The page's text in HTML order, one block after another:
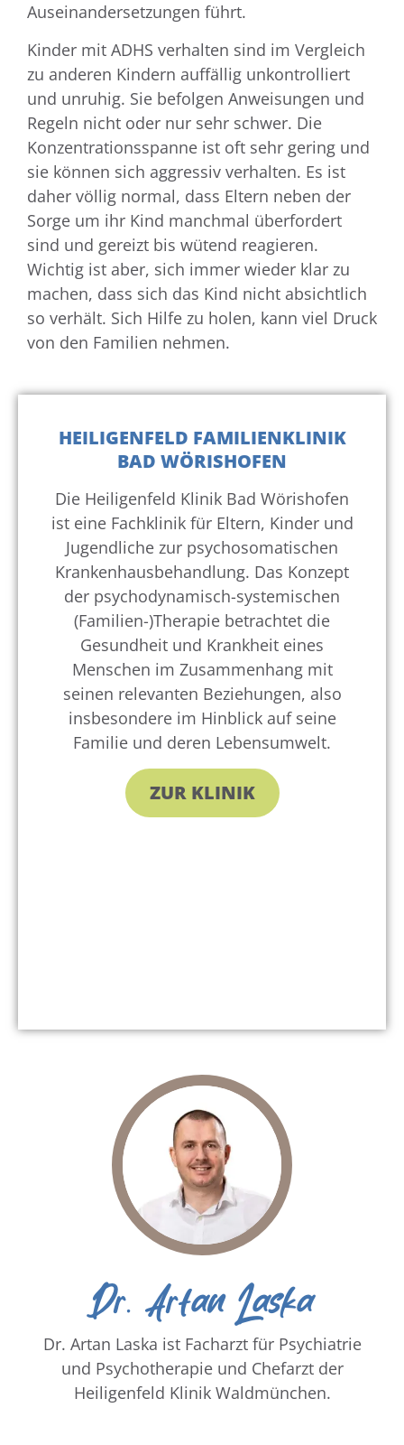
Auseinandersetzungen führt.
Kinder mit ADHS verhalten sind im Vergleich
zu anderen Kindern auffällig unkontrolliert
und unruhig. Sie befolgen Anweisungen und
Regeln nicht oder nur sehr schwer. Die
Konzentrationsspanne ist oft sehr gering und
sie können sich aggressiv verhalten. Es ist
daher völlig normal, dass Eltern neben der
Sorge um ihr Kind manchmal überfordert
sind und gereizt bis wütend reagieren.
Wichtig ist aber, sich immer wieder klar zu
machen, dass sich das Kind nicht absichtlich
so verhält. Sich Hilfe zu holen, kann viel Druck
von den Familien nehmen.
HEILIGENFELD FAMILIENKLINIK
BAD WÖRISHOFEN
Die Heiligenfeld Klinik Bad Wörishofen
ist eine Fachklinik für Eltern, Kinder und
Jugendliche zur psychosomatischen
Krankenhausbehandlung. Das Konzept
der psychodynamisch-systemischen
(Familien-)Therapie betrachtet die
Gesundheit und Krankheit eines
Menschen im Zusammenhang mit
seinen relevanten Beziehungen, also
insbesondere im Hinblick auf seine
Familie und deren Lebensumwelt.
ZUR KLINIK
Dr. Artan Laska
Dr. Artan Laska ist Facharzt für Psychiatrie
und Psychotherapie und Chefarzt der
Heiligenfeld Klinik Waldmünchen.